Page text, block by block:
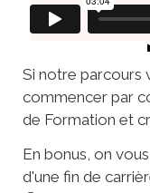
Si notre parcours
commencer par
de Formation et
En bonus, on
d'une fin de